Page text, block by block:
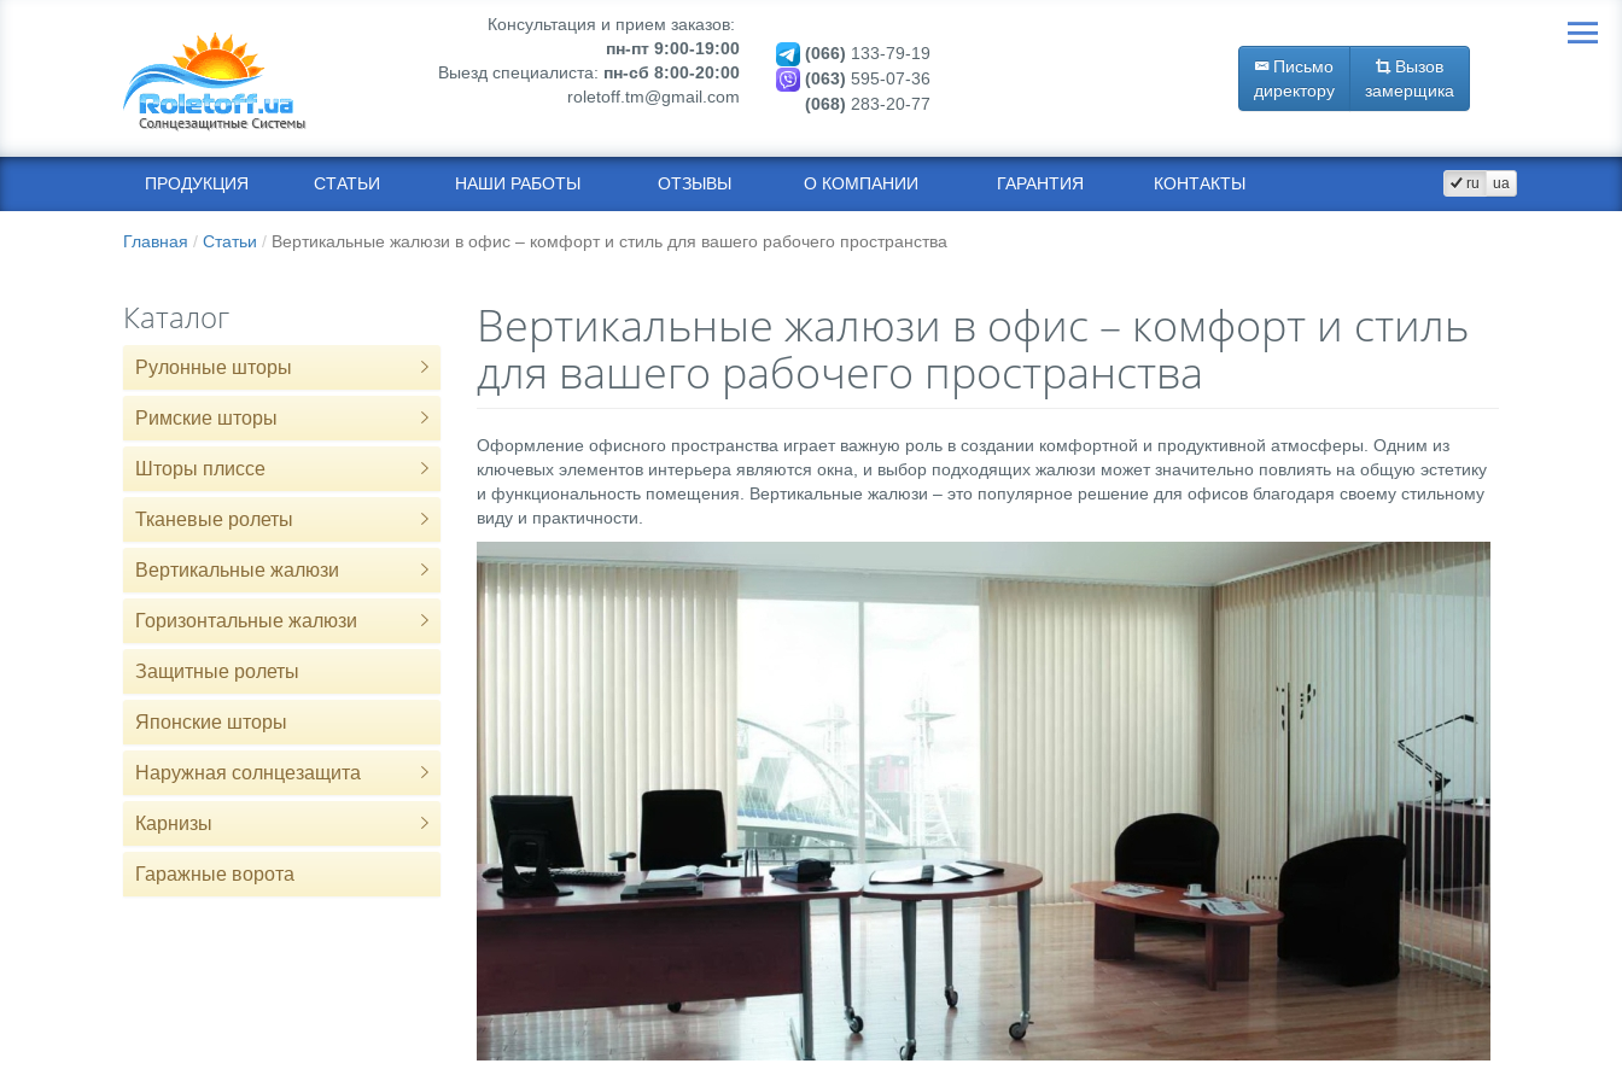
Консультация и прием заказов:
пн-пт 9:00-19:00
Выезд специалиста: пн-сб 8:00-20:00
roletoff.tm@gmail.com
(066) 133-79-19
(063) 595-07-36
(068) 283-20-77
Письмо
директору
Вызов
замерщика
ПРОДУКЦИЯ СТАТЬИ НАШИ РАБОТЫ ОТЗЫВЫ О КОМПАНИИ ГАРАНТИЯ КОНТАКТЫ ru ua
Главная Статьи Вертикальные жалюзи в офис – комфорт и стиль для вашего рабочего пространства
Каталог
Рулонные шторы
Римские шторы
Шторы плиссе
Тканевые ролеты
Вертикальные жалюзи
Горизонтальные жалюзи
Защитные ролеты
Японские шторы
Наружная солнцезащита
Карнизы
Гаражные ворота
Вертикальные жалюзи в офис – комфорт и стиль
для вашего рабочего пространства
Оформление офисного пространства играет важную роль в создании комфортной и продуктивной атмосферы. Одним из
ключевых элементов интерьера являются окна, и выбор подходящих жалюзи может значительно повлиять на общую эстетику
и функциональность помещения. Вертикальные жалюзи – это популярное решение для офисов благодаря своему стильному
виду и практичности.